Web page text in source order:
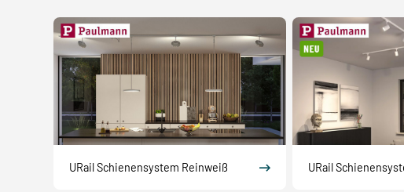
URail Schienensystem Reinweiß URail